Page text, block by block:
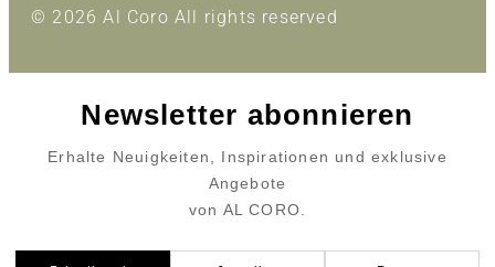
© 2026 Al Coro All rights reserved
Newsletter abonnieren
Erhalte Neuigkeiten, Inspirationen und exklusive
Angebote
von AL CORO.